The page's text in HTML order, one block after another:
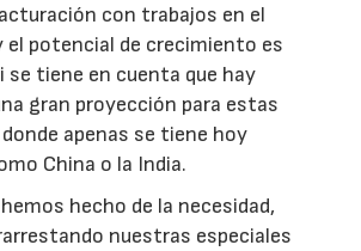
con trabajos en el
el potencial de crecimiento es
se tiene en cuenta que hay
gran proyección para estas
apenas se tiene hoy
China o la India.
hemos hecho de la necesidad,
nuestras especiales